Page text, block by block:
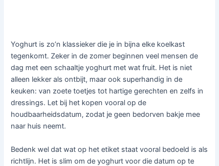
Yoghurt is zo’n klassieker die je in bijna elke koelkast
tegenkomt. Zeker in de zomer beginnen veel mensen de
dag met een schaaltje yoghurt met wat fruit. Het is niet
alleen lekker als ontbijt, maar ook superhandig in de
keuken: van zoete toetjes tot hartige gerechten en zelfs in
dressings. Let bij het kopen vooral op de
houdbaarheidsdatum, zodat je geen bedorven bakje mee
naar huis neemt.
Bedenk wel dat wat op het etiket staat vooral bedoeld is als
richtlijn. Het is slim om de yoghurt voor die datum op te